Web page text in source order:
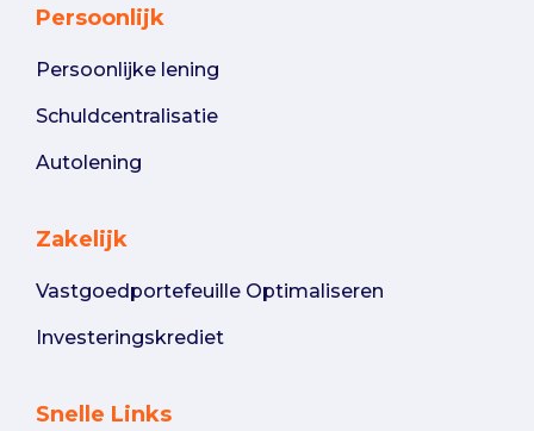
Persoonlijk
Persoonlijke lening
Schuldcentralisatie
Autolening
Zakelijk
Vastgoedportefeuille Optimaliseren
Investeringskrediet
Snelle Links